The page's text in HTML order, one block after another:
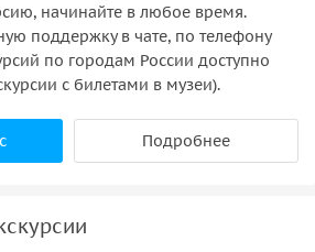
начинайте в любое время.
поддержку в чате, по телефону
по городам России доступно
с билетами в музеи).
Подробнее